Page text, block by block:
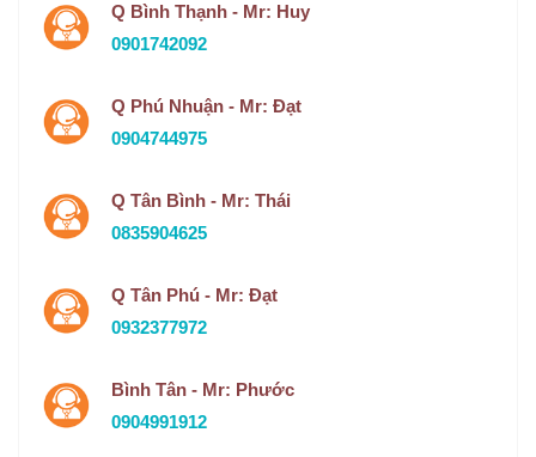
Q Bình Thạnh - Mr: Huy
0901742092
Q Phú Nhuận - Mr: Đạt
0904744975
Q Tân Bình - Mr: Thái
0835904625
Q Tân Phú - Mr: Đạt
0932377972
Bình Tân - Mr: Phước
0904991912